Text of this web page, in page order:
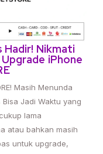
Hadir! Nikmati
iPhone
Masih Menunda
Jadi Waktu yang
lama
atau bahkan masih
untuk upgrade,